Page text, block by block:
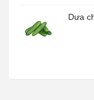
Dưa